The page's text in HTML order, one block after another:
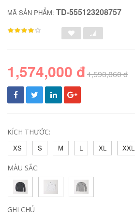
MÃ SẢN PHẨM: TD-555123208757
1,574,000 đ1,593,860 đ
KÍCH THƯỚC:
XS
S M L XL XXL
MÀU SẮC:
GHI CHÚ